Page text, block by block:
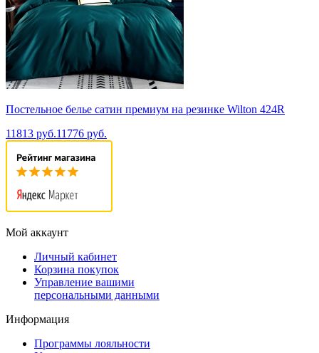
Постельное белье сатин премиум на резинке Wilton 424R
11813 руб.11776 руб.
Мой аккаунт
Личный кабинет
Корзина покупок
Управление вашими
персональными данными
Информация
Программы лояльности